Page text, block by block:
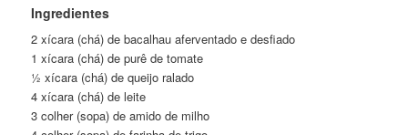
Ingredientes
2 xícara (chá) de bacalhau aferventado e desfiado
1 xícara (chá) de purê de tomate
½ xícara (chá) de queijo ralado
4 xícara (chá) de leite
3 colher (sopa) de amido de milho